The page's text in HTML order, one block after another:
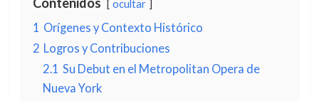
ocultar
1 Orígenes y Contexto Histórico
2 Logros y Contribuciones
2.1 Su Debut en el Metropolitan Opera de
Nueva York